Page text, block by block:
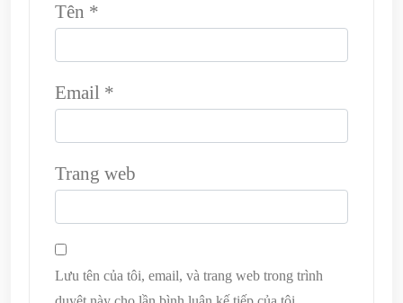
Tên *
Email *
Trang web
Lưu tên của tôi, email, và trang web trong trình